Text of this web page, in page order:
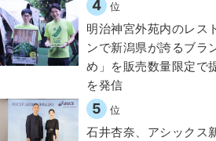
4 位
明治神宮外苑内のレス
ンで新潟県が誇るブラ
め」を販売数量限定で
を発信
5 位
石井杏奈、アシックス